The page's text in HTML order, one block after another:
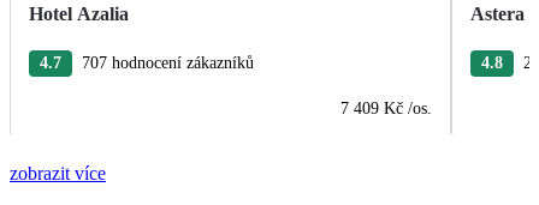
Hotel Azalia
4.7 707 hodnocení zákazníků
7 409 Kč /os.
Astera
4.8
zobrazit více